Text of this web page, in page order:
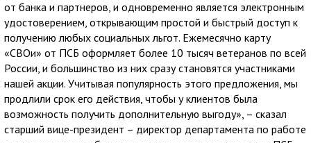
от банка и партнеров, и одновременно является электронным
удостоверением, открывающим простой и быстрый доступ к
получению любых социальных льгот. Ежемесячно карту
«СВОи» от ПСБ оформляет более 10 тысяч ветеранов по всей
России, и большинство из них сразу становятся участниками
нашей акции. Учитывая популярность этого предложения, мы
продлили срок его действия, чтобы у клиентов была
возможность получить дополнительную выгоду», – сказал
старший вице-президент – директор департамента по работе